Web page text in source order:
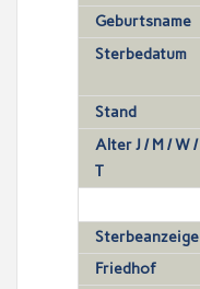
Geburtsname
Sterbedatum
Stand
Alter J / M / W /
T
Sterbeanzeige
Friedhof